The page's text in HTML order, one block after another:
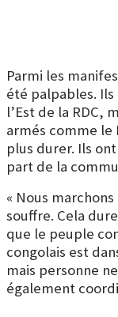
Parmi les
été palpables.
l’Est de la RDC,
armés comme le
plus durer. Ils
part de la
« Nous
souffre. Cela
que le peuple
congolais est
mais personne
également